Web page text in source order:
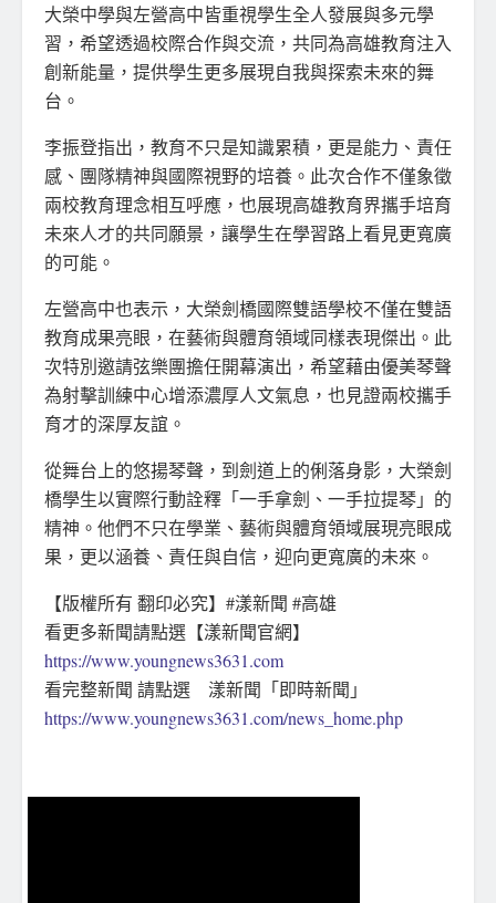
大榮中學與左營高中皆重視學生全人發展與多元學
習，希望透過校際合作與交流，共同為高雄教育注入
創新能量，提供學生更多展現自我與探索未來的舞
台。
李振登指出，教育不只是知識累積，更是能力、責任
感、團隊精神與國際視野的培養。此次合作不僅象徵
兩校教育理念相互呼應，也展現高雄教育界攜手培育
未來人才的共同願景，讓學生在學習路上看見更寬廣
的可能。
左營高中也表示，大榮劍橋國際雙語學校不僅在雙語
教育成果亮眼，在藝術與體育領域同樣表現傑出。此
次特別邀請弦樂團擔任開幕演出，希望藉由優美琴聲
為射擊訓練中心增添濃厚人文氣息，也見證兩校攜手
育才的深厚友誼。
從舞台上的悠揚琴聲，到劍道上的俐落身影，大榮劍
橋學生以實際行動詮釋「一手拿劍、一手拉提琴」的
精神。他們不只在學業、藝術與體育領域展現亮眼成
果，更以涵養、責任與自信，迎向更寬廣的未來。
【版權所有 翻印必究】#漾新聞 #高雄
看更多新聞請點選【漾新聞官網】
https://www.youngnews3631.com
看完整新聞 請點選 漾新聞「即時新聞」
https://www.youngnews3631.com/news_home.php